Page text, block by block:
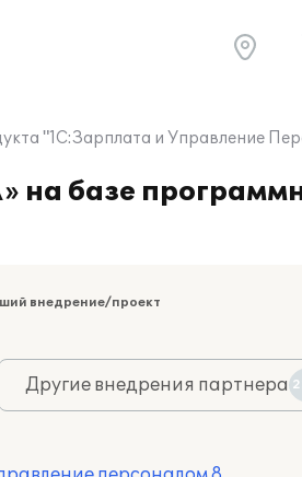
"1С:Зарплата и Управление
на базе
внедрение/проект
Другие внедрения партнера